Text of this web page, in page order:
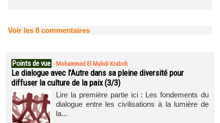
Voir les 8 commentaires
Points de vue - Mohammed El Mahdi Krabch
Le dialogue avec l’Autre dans sa pleine diversité pour
diffuser la culture de la paix (3/3)
Lire la première partie ici : Les fondements du
dialogue entre les civilisations à la lumière de
la...